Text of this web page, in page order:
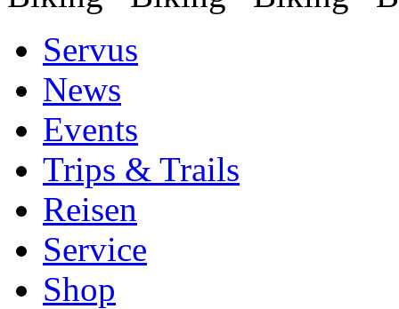
Servus
News
Events
Trips & Trails
Reisen
Service
Shop